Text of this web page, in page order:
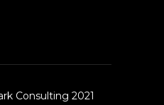
Consulting 2021